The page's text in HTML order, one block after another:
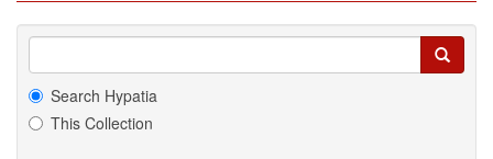
Search Hypatia
This Collection